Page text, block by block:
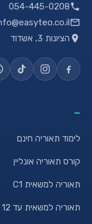
054-445-0208
הציונות 3, אשדוד
לימוד תאוריה חינם
קורס תאוריה אונליין
תאוריה למשאית C1
תאוריה למשאית עד 12 טון